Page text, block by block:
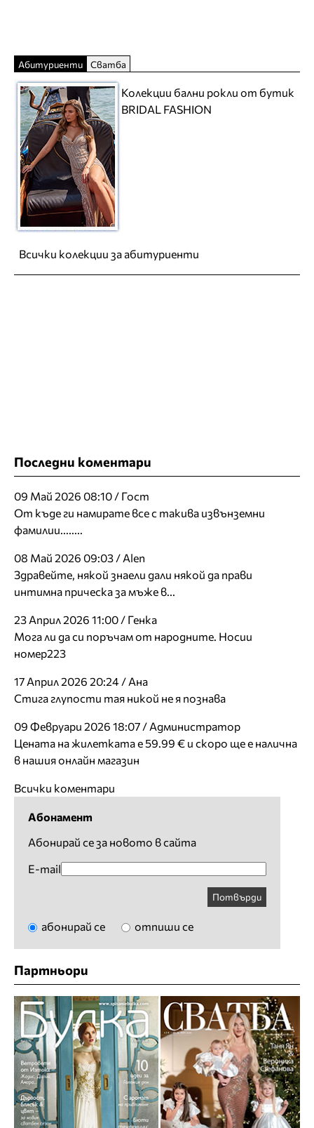
Абитуриенти Сватба
Колекции бални рокли от бутик
BRIDAL FASHION
Всички колекции за абитуриенти
Последни коментари
09 Май 2026 08:10 / Гост
От къде ги намирате все с такива извънземни
фамилии........
08 Май 2026 09:03 / Alen
Здравейте, някой знаели дали някой да прави
интимна прическа за мъже в...
23 Април 2026 11:00 / Генка
Мога ли да си поръчам от народните. Носии
номер223
17 Април 2026 20:24 / Ана
Стига глупости тая никой не я познава
09 Февруари 2026 18:07 / Администратор
Цената на жилетката е 59.99 € и скоро ще е налична
в нашия онлайн магазин
Всички коментари
Абонамент
Абонирай се за новото в сайта
E-mail
Потвърди
абонирай се отпиши се
Партньори